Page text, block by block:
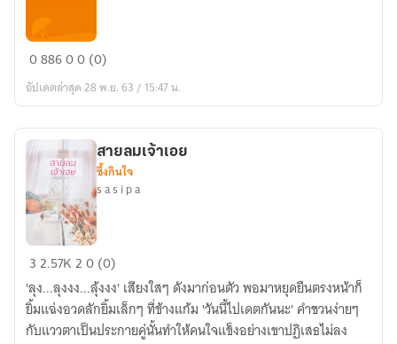
เถ้า
088600 (0)
อัปเดตล่าสุด 28 พ.ย. 63 / 15:47 น.
สายลม
เอย
สายลมเจ้าเอย
ซึ้งกินใจ
s a s i p a
32.57K20 (0)
'ลุง...ลุงงง...ลุ้งงง' เสียงใสๆ ดังมาก่อนตัว พอมาหยุดยืนตรงหน้าก็
ยิ้มแฉ่งอวดลักยิ้มเล็กๆ ที่ข้างแก้ม 'วันนี้ไปเดตกันนะ' คำชวนง่ายๆ
กับแววตาเป็นประกายคู่นั้นทำให้คนใจแข็งอย่างเขาปฏิเสธไม่ลง